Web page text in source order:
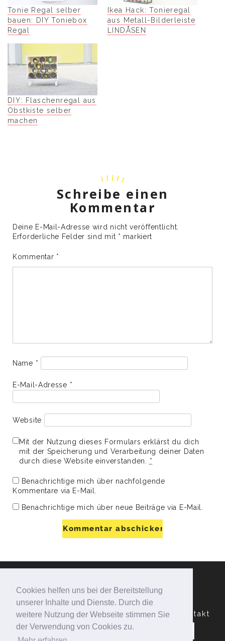
Cookies helfen uns bei der Bereitstellung
unserer Inhalte und Dienste. Durch die
weitere Nutzung der Webseite stimmen Sie
der Verwendung von Cookies zu.
Tonie Regal selber
bauen: DIY Toniebox
Regal
Ikea Hack: Tonieregal
aus Metall-Bilderleiste
LINDÅSEN
DIY: Flaschenregal aus
Obstkiste selber
machen
Schreibe einen
Kommentar
Deine E-Mail-Adresse wird nicht veröffentlicht.
Erforderliche Felder sind mit * markiert
Kommentar *
Name *
E-Mail-Adresse *
Website
Mit der Nutzung dieses Formulars erklärst du dich
mit der Speicherung und Verarbeitung deiner Daten
durch diese Website einverstanden. *
Benachrichtige mich über nachfolgende
Kommentare via E-Mail.
Benachrichtige mich über neue Beiträge via E-Mail.
Datenschutzerklärung Impressum Kontakt
Suchen
nach: